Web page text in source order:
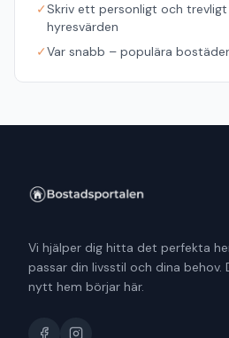
✓Skriv ett personligt och
hyresvärden
✓Var snabb – populära
Vi hjälper dig hitta det perfekta
passar din livsstil och dina behov.
nytt hem börjar här.